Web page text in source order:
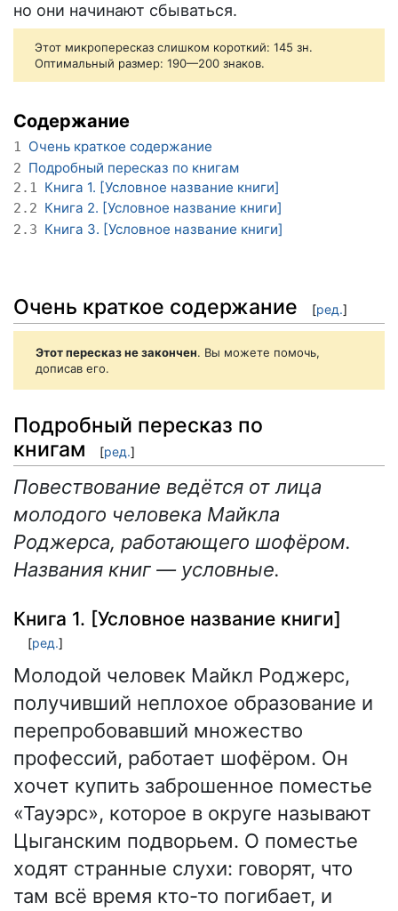
но они начинают сбываться.
Этот микропересказ слишком короткий: 145 зн.
Оптимальный размер: 190—200 знаков.
Содержание
1 Очень краткое содержание
2 Подробный пересказ по книгам
2.1 Книга 1. [Условное название книги]
2.2 Книга 2. [Условное название книги]
2.3 Книга 3. [Условное название книги]
Очень краткое содержание [ред.]
Этот пересказ не закончен. Вы можете помочь,
дописав его.
Подробный пересказ по
книгам
[ред.]
Повествование ведётся от лица
молодого человека Майкла
Роджерса, работающего шофёром.
Названия книг — условные.
Книга 1. [Условное название книги]
[ред.]
Молодой человек Майкл Роджерс,
получивший неплохое образование и
перепробовавший множество
профессий, работает шофёром. Он
хочет купить заброшенное поместье
«Тауэрс», которое в округе называют
Цыганским подворьем. О поместье
ходят странные слухи: говорят, что
там всё время кто-то погибает, и